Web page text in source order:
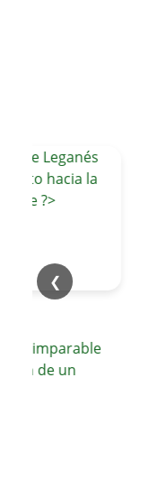
❮
imparable
de un